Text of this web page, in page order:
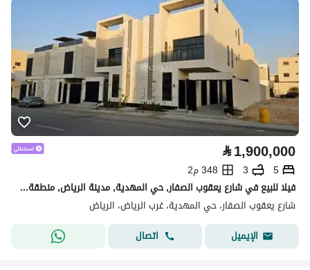
⃁1,900,000
5
3
348 م2
فيلا للبيع في شارع يعقوب الصفار, حي المهدية, مدينة الرياض, منطقة الرياض
شارع يعقوب الصفار، حي المهدية، غرب الرياض، الرياض
الإيميل
اتصال